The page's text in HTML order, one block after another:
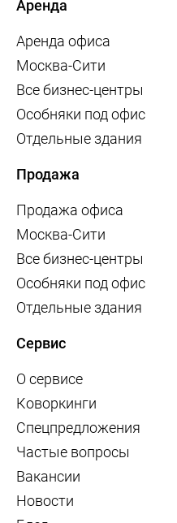
Аренда
Аренда офиса
Москва-Сити
Все бизнес-центры
Особняки под офис
Отдельные здания
Продажа
Продажа офиса
Москва-Сити
Все бизнес-центры
Особняки под офис
Отдельные здания
Сервис
О сервисе
Коворкинги
Спецпредложения
Частые вопросы
Вакансии
Новости